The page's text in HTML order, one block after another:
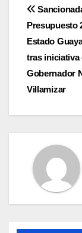
de
Presupuesto
Estado
tras iniciativa
Gobernador
Villamizar